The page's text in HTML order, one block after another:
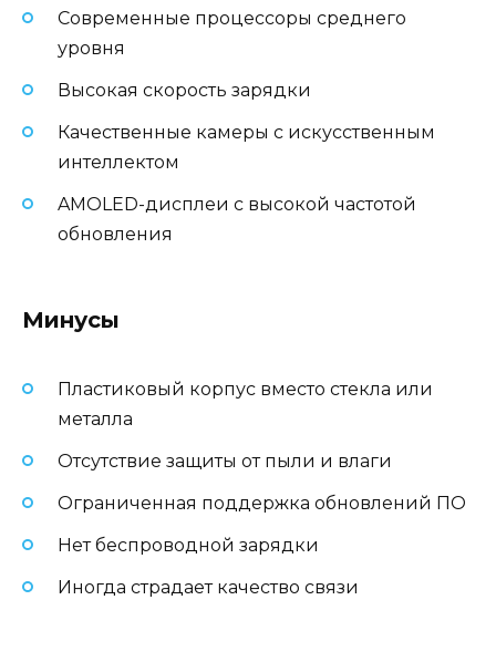
Современные процессоры среднего
уровня
Высокая скорость зарядки
Качественные камеры с искусственным
интеллектом
AMOLED-дисплеи с высокой частотой
обновления
Минусы
Пластиковый корпус вместо стекла или
металла
Отсутствие защиты от пыли и влаги
Ограниченная поддержка обновлений ПО
Нет беспроводной зарядки
Иногда страдает качество связи